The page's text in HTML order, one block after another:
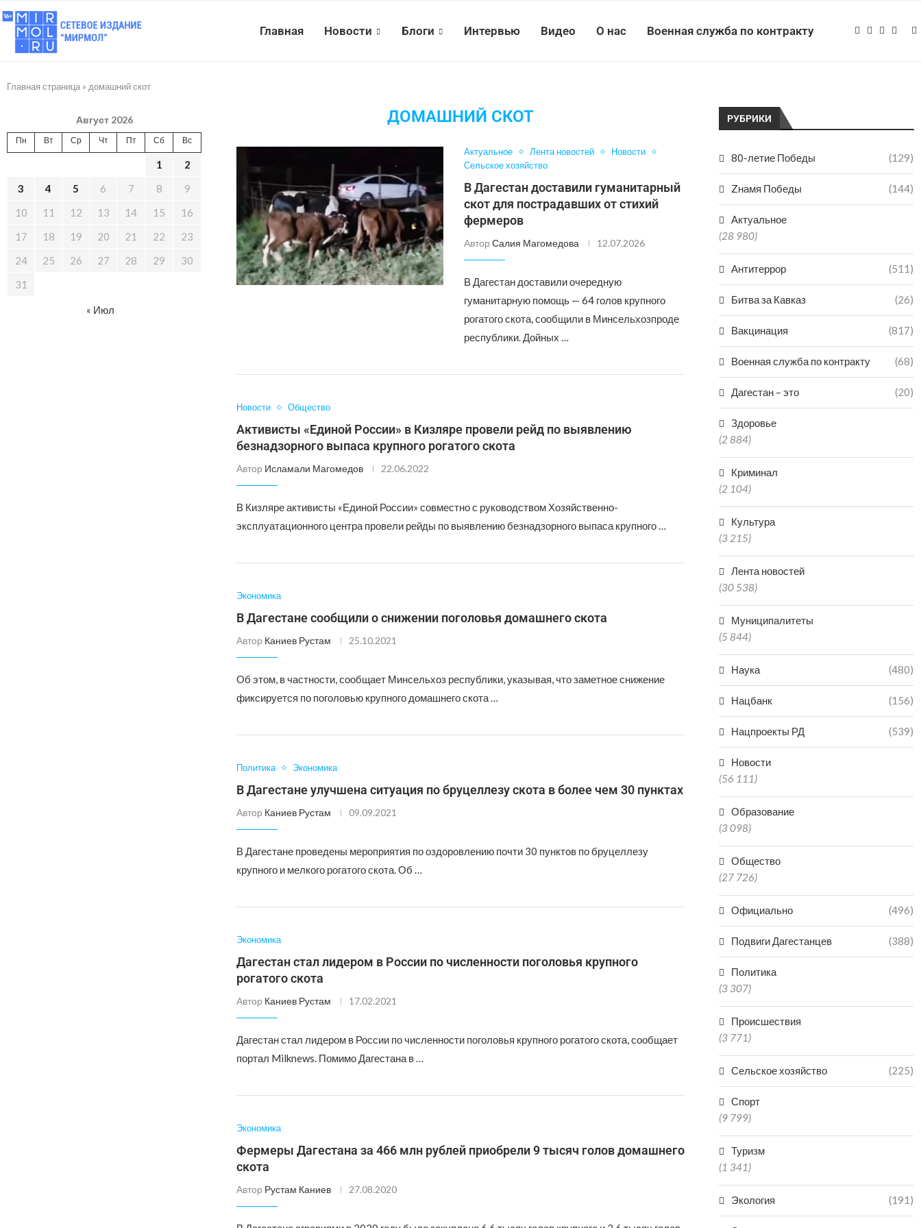
Главная Новости Блоги Интервью Видео О нас Военная служба по контракту
Главная страница » домашний скот
ДОМАШНИЙ СКОТ
Актуальное Лента новостей
Новости
Сельское хозяйство
В Дагестан доставили гуманитарный
скот для пострадавших от стихий
фермеров
АвторСалия Магомедова 12.07.2026
В Дагестан доставили очередную
гуманитарную помощь — 64 голов крупного
рогатого скота, сообщили в Минсельхозпроде
республики. Дойных …
Новости Общество
Активисты «Единой России» в Кизляре провели рейд по выявлению
безнадзорного выпаса крупного рогатого скота
Автор Исламали Магомедов 22.06.2022
В Кизляре активисты «Единой России» совместно с руководством Хозяйственно-
эксплуатационного центра провели рейды по выявлению безнадзорного выпаса крупного …
Экономика
В Дагестане сообщили о снижении поголовья домашнего скота
Автор Каниев Рустам 25.10.2021
Об этом, в частности, сообщает Минсельхоз республики, указывая, что заметное снижение
фиксируется по поголовью крупного домашнего скота …
Политика Экономика
В Дагестане улучшена ситуация по бруцеллезу скота в более чем 30 пунктах
Автор Каниев Рустам 09.09.2021
В Дагестане проведены мероприятия по оздоровлению почти 30 пунктов по бруцеллезу
крупного и мелкого рогатого скота. Об …
Экономика
Дагестан стал лидером в России по численности поголовья крупного
рогатого скота
Автор Каниев Рустам 17.02.2021
Дагестан стал лидером в России по численности поголовья крупного рогатого скота, сообщает
портал Milknews. Помимо Дагестана в …
Экономика
Фермеры Дагестана за 466 млн рублей приобрели 9 тысяч голов домашнего
скота
Автор Рустам Каниев 27.08.2020
РУБРИКИ
80-летие Победы (129)
Zнамя Победы (144)
Актуальное
(28 980)
Антитеррор (511)
Битва за Кавказ (26)
Вакцинация (817)
Военная служба по контракту (68)
Дагестан – это (20)
Здоровье
(2 884)
Криминал
(2 104)
Культура
(3 215)
Лента новостей
(30 538)
Муниципалитеты
(5 844)
Наука (480)
Нацбанк (156)
Нацпроекты РД (539)
Новости
(56 111)
Образование
(3 098)
Общество
(27 726)
Официально (496)
Подвиги Дагестанцев (388)
Политика
(3 307)
Происшествия
(3 771)
Сельское хозяйство (225)
Спорт
(9 799)
Туризм
(1 341)
Экология (191)
Август 2026
Пн Вт Ср Чт Пт Сб Вс
1
2
3
4 5 6 7 8
9
10
11 12 13 14 15
16
17
18 19 20 21 22
23
24
25 26 27 28 29
30
31
« Июл